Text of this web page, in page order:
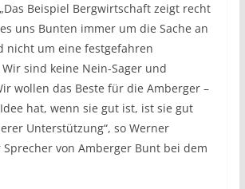
Beispiel Bergwirtschaft zeigt recht
uns Bunten immer um die Sache an
nicht um eine festgefahren
sind keine Nein-Sager und
wollen das Beste für die Amberger –
hat, wenn sie gut ist, ist sie gut
Unterstützung“, so Werner
Sprecher von Amberger Bunt bei dem